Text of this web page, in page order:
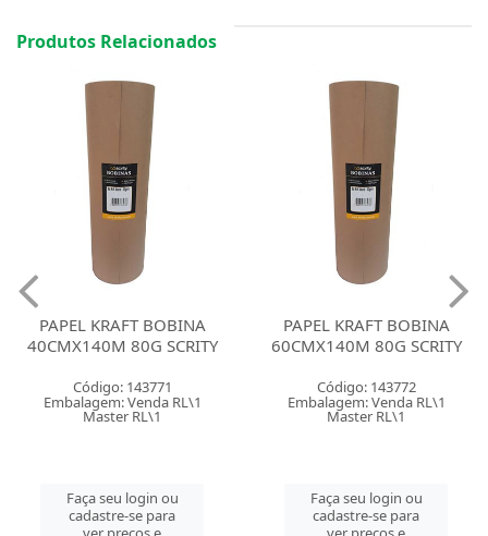
Produtos Relacionados
PAPEL KRAFT BOBINA
40CMX140M 80G SCRITY
Código: 143771
Embalagem: Venda RL\1
Master RL\1
Faça seu login ou
cadastre-se para
PAPEL KRAFT BOBINA
60CMX140M 80G SCRITY
Código: 143772
Embalagem: Venda RL\1
Master RL\1
Faça seu login ou
cadastre-se para